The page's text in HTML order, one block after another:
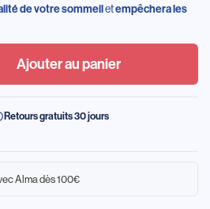
de votre sommeiletempêchera les
Ajouter au panier
Retours gratuits 30 jours
Alma dès 100€